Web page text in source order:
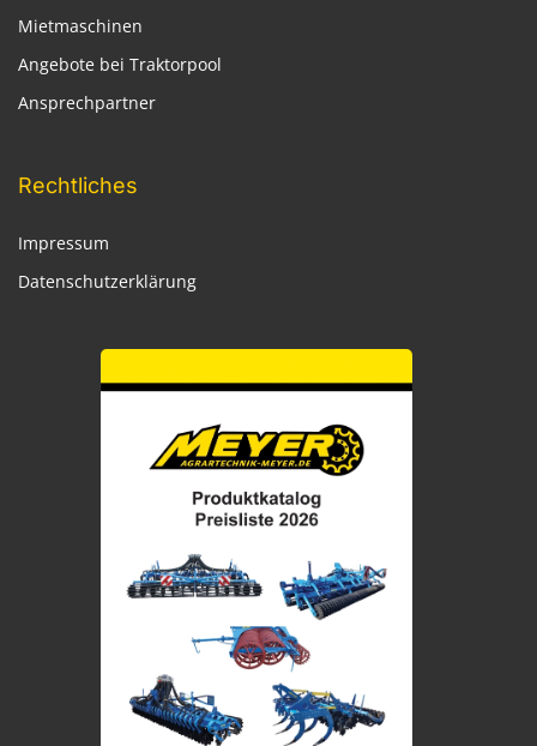
Mietmaschinen
Angebote bei Traktorpool
Ansprechpartner
Rechtliches
Impressum
Datenschutzerklärung